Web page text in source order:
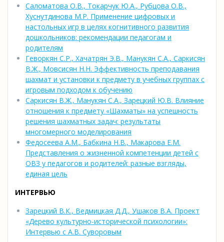
Саломатова О.В., Токарчук Ю.А., Рубцова О.В.,
Хуснутдинова М.Р. Применение цифровых и
настольных игр в целях когнитивного развития
дошкольников: рекомендации педагогам и
родителям
Геворкян С.Р., Хачатрян Э.В., Манукян С.А., Саркисян
В.Ж., Мовсисян Н.Н. Эффективность преподавания
шахмат и установки к предмету в учебных группах с
игровым подходом к обучению
Саркисян В.Ж., Манукян С.А., Зарецкий Ю.В. Влияние
отношения к предмету «Шахматы» на успешность
решения шахматных задач: результаты
многомерного моделирования
Федосеева А.М., Бабкина Н.В., Макарова Е.М.
Представления о жизненной компетенции детей с
ОВЗ у педагогов и родителей: разные взгляды,
единая цель
ИНТЕРВЬЮ
Зарецкий В.К., Ведмицкая Д.Д., Ушаков В.А. Проект
«Дерево культурно-исторической психологии»:
Интервью с А.В. Суворовым